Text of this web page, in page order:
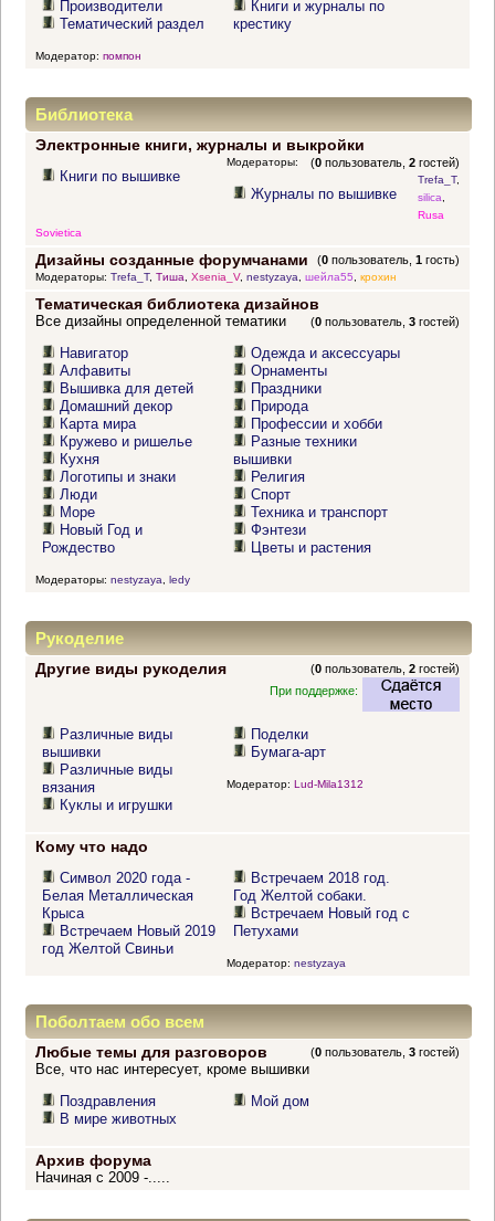
Производители
Тематический раздел
Книги и журналы по
крестику
Модератор: помпон
Библиотека
Электронные книги, журналы и выкройки
(0 пользователь,2 гостей)
Книги по вышивке
Журналы по вышивке
Модераторы:
Trefa_T,
silica,
Rusa
Sovietica
Дизайны созданные форумчанами (0 пользователь,1 гость)
Модераторы: Trefa_T, Тиша, Xsenia_V, nestyzaya, шейла55, крохин
Тематическая библиотека дизайнов
(0 пользователь,3 гостей)
Все дизайны определенной тематики
Навигатор
Алфавиты
Вышивка для детей
Домашний декор
Карта мира
Кружево и ришелье
Кухня
Логотипы и знаки
Люди
Море
Новый Год и
Рождество
Одежда и аксессуары
Орнаменты
Праздники
Природа
Профессии и хобби
Разные техники
вышивки
Религия
Спорт
Техника и транспорт
Фэнтези
Цветы и растения
Модераторы: nestyzaya ledy
Рукоделие
Другие виды рукоделия (0 пользователь,2 гостей)
При поддержке:
Различные виды
вышивки
Различные виды
вязания
Куклы и игрушки
Поделки
Бумага-арт
Модератор: Lud-Mila1312
Кому что надо
Символ 2020 года -
Белая Металлическая
Крыса
Встречаем Новый 2019
год Желтой Свиньи
Встречаем 2018 год.
Год Желтой собаки.
Встречаем Новый год с
Петухами
Модератор: nestyzaya
Поболтаем обо всем
Любые темы для разговоров (0 пользователь,3 гостей)
Все, что нас интересует, кроме вышивки
Поздравления
В мире животных
Мой дом
Архив форума
Начиная с 2009 -.....